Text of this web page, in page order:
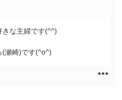
きな主婦です(^^)
(瀬崎)です(^o^)